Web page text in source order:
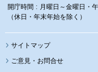
開庁時間 : 月曜日～金曜日・
（休日・年末年始を除く）
サイトマップ